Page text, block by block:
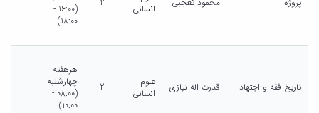
پروژه محمود تعجبی
انسانی
2
(16:00 -
18:00)
تاریخ فقه و اجتهاد قدرت اله نیازی
علوم
انسانی
2
هرهفته
چهارشنبه
(08:00 -
10:00)